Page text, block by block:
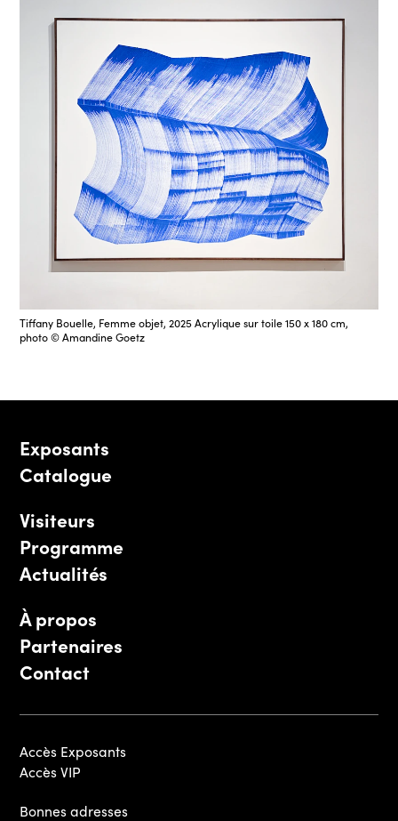
Tiffany Bouelle, Femme objet, 2025 Acrylique sur toile 150 x 180 cm,
photo © Amandine Goetz
Exposants
Catalogue
Visiteurs
Programme
Actualités
À propos
Partenaires
Contact
Accès Exposants
Accès VIP
Bonnes adresses